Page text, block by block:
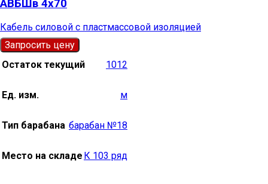
АВБШв 4х70
Кабель силовой с пластмассовой изоляцией
Запросить цену
Остаток текущий
1012
Ед. изм. м
Тип барабана барабан №18
Место на складе К 103 ряд